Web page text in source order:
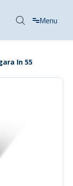
Menu
In 55